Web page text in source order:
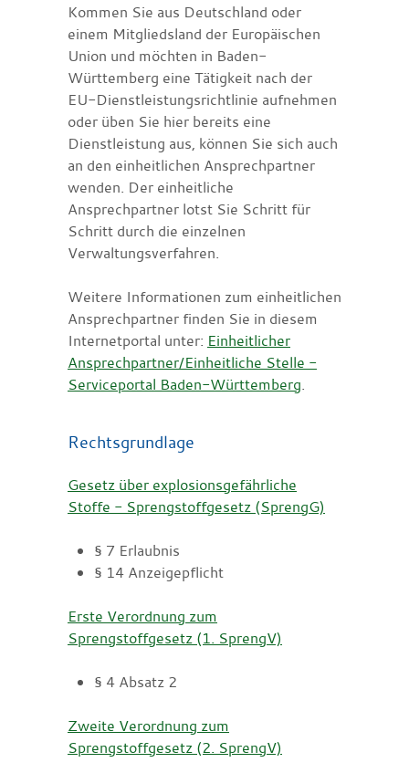
Kommen Sie aus Deutschland oder
einem Mitgliedsland der Europäischen
Union und möchten in Baden-
Württemberg eine Tätigkeit nach der
EU-Dienstleistungsrichtlinie aufnehmen
oder üben Sie hier bereits eine
Dienstleistung aus, können Sie sich auch
an den einheitlichen Ansprechpartner
wenden. Der einheitliche
Ansprechpartner lotst Sie Schritt für
Schritt durch die einzelnen
Verwaltungsverfahren.
Weitere Informationen zum einheitlichen
Ansprechpartner finden Sie in diesem
Internetportal unter: Einheitlicher
Ansprechpartner/Einheitliche Stelle -
Serviceportal Baden-Württemberg.
Rechtsgrundlage
Gesetz über explosionsgefährliche
Stoffe - Sprengstoffgesetz (SprengG)
§ 7 Erlaubnis
§ 14 Anzeigepflicht
Erste Verordnung zum
Sprengstoffgesetz (1. SprengV)
§ 4 Absatz 2
Zweite Verordnung zum
Sprengstoffgesetz (2. SprengV)